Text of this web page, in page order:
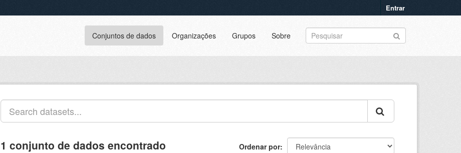
Entrar
Conjuntos de dados Organizações Grupos Sobre
Ordenar por
1 conjunto de dados encontrado